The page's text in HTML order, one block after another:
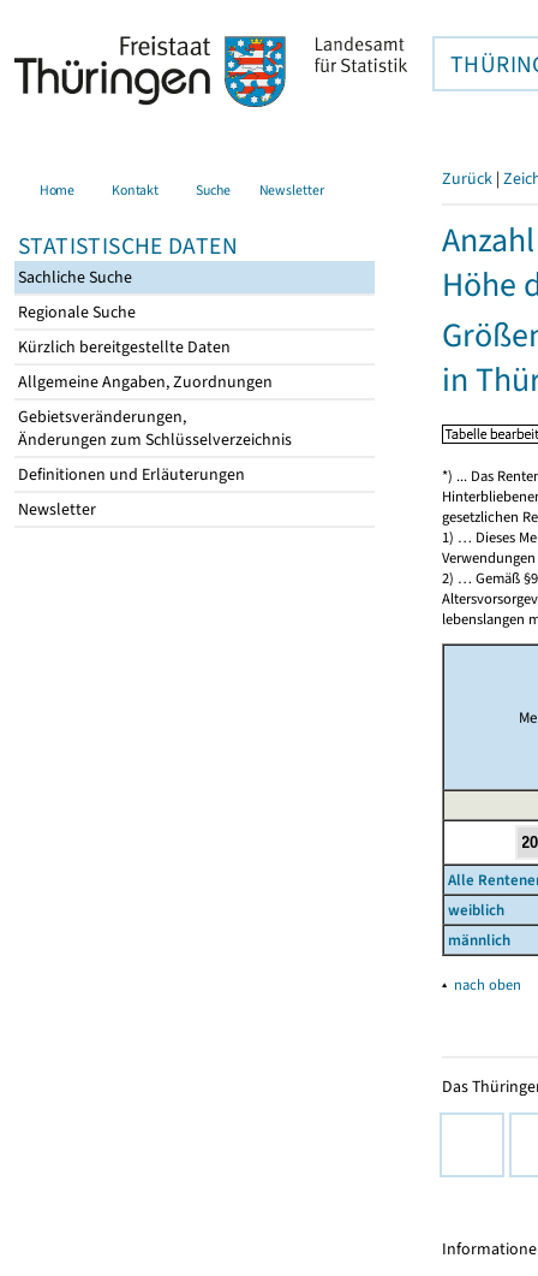
Home Kontakt Suche Newsletter
STATISTISCHE DATEN
Sachliche Suche
Regionale Suche
Kürzlich bereitgestellte Daten
Allgemeine Angaben, Zuordnungen
Gebietsveränderungen,
Änderungen zum Schlüsselverzeichnis
Definitionen und Erläuterungen
Newsletter
Zurück |
Höhe
in
*) ... Das
gesetzlichen
1) … Dieses
2) … Gemäß
lebenslangen
Alle
weiblich
männlich
▴ nach oben
Das